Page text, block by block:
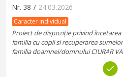
Nr. 38 / 24.03.2026
Caracter individual
Proiect de dispoziție privind
familia cu copii si recuperarea
familia doamnei/domnului CIURAR